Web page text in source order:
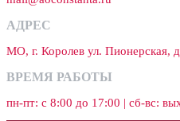
АДРЕС
МО, г. Королев ул. Пионерская,
ВРЕМЯ РАБОТЫ
пн-пт: с 8:00 до 17:00 | сб-вс: